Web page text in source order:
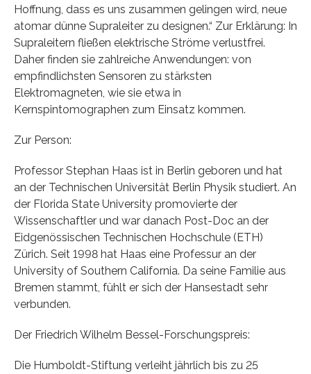
Hoffnung, dass es uns zusammen gelingen wird, neue
atomar dünne Supraleiter zu designen.“ Zur Erklärung: In
Supraleitern fließen elektrische Ströme verlustfrei.
Daher finden sie zahlreiche Anwendungen: von
empfindlichsten Sensoren zu stärksten
Elektromagneten, wie sie etwa in
Kernspintomographen zum Einsatz kommen.
Zur Person:
Professor Stephan Haas ist in Berlin geboren und hat
an der Technischen Universität Berlin Physik studiert. An
der Florida State University promovierte der
Wissenschaftler und war danach Post-Doc an der
Eidgenössischen Technischen Hochschule (ETH)
Zürich. Seit 1998 hat Haas eine Professur an der
University of Southern California. Da seine Familie aus
Bremen stammt, fühlt er sich der Hansestadt sehr
verbunden.
Der Friedrich Wilhelm Bessel-Forschungspreis:
Die Humboldt-Stiftung verleiht jährlich bis zu 25